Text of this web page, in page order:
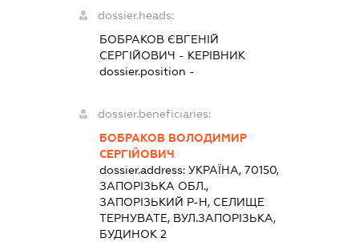
dossier.heads:
БОБРАКОВ ЄВГЕНІЙ
СЕРГІЙОВИЧ - КЕРІВНИК
dossier.position -
dossier.beneficiaries:
БОБРАКОВ ВОЛОДИМИР
СЕРГІЙОВИЧ
dossier.address: УКРАЇНА, 70150,
ЗАПОРІЗЬКА ОБЛ.,
ЗАПОРІЗЬКИЙ Р-Н, СЕЛИЩЕ
ТЕРНУВАТЕ, ВУЛ.ЗАПОРІЗЬКА,
БУДИНОК 2